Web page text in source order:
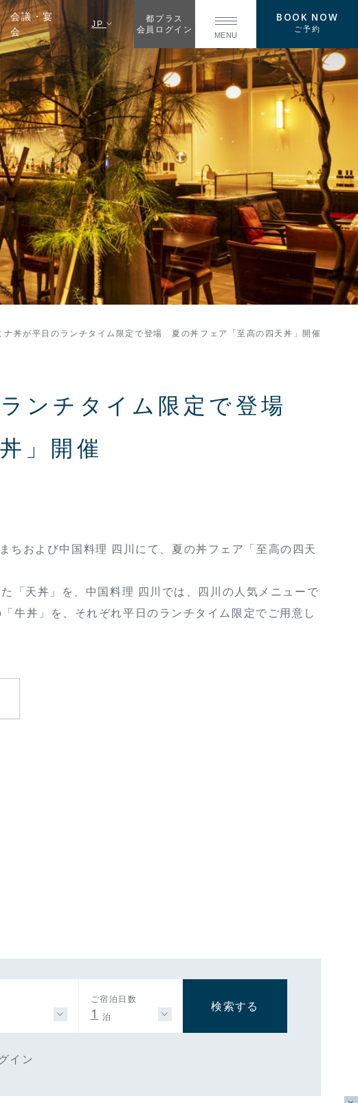
会議・宴
会
JP
都プラス
会員ログイン
MENU
BOOK NOW
ご予約
ナ丼が平日のランチタイム限定で登場 夏の丼フェア「至高の四天丼」開催
ンチタイム限定で登場
」開催
および中国料理 四川にて、夏の丼フェア「至高の四天
「天丼」を、中国料理 四川では、四川の人気メニューで
牛丼」を、それぞれ平日のランチタイム限定でご用意し
ご宿泊日数
1 泊
検索する
イン